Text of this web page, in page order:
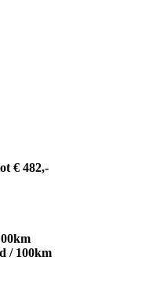
€ 482,-
/ 100km